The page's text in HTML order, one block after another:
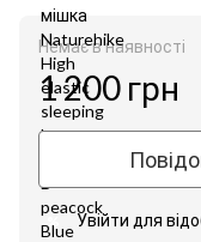
Немає в наявності
1 200 грн
Увійти для